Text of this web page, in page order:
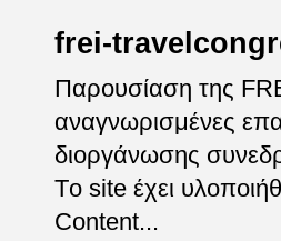
frei-
Παρουσίαση της
αναγνωρισμένες
διοργάνωσης
Tο site έχει
Content...